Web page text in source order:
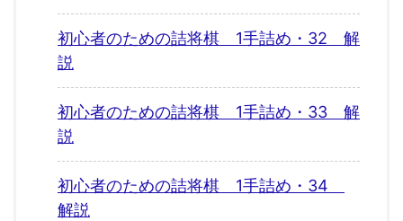
初心者のための詰将棋 1手詰め・32 解
説
初心者のための詰将棋 1手詰め・33 解
説
初心者のための詰将棋 1手詰め・34
解説